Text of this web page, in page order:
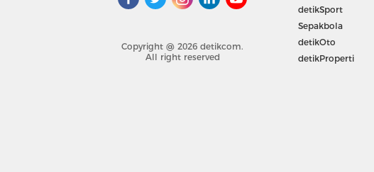
Copyright @ 2026 detikcom.
All right reserved
detikSport
Sepakbola
detikOto
detikProperti